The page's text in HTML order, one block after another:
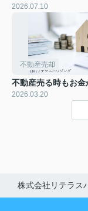
2026.07.10
不動産売却
不動産売る時もお金
2026.03.20
株式会社リテラス